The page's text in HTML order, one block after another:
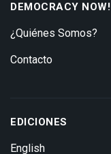
DEMOCRACY NOW!
¿Quiénes Somos?
Contacto
EDICIONES
English